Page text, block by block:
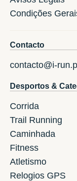
Condições
Contacto
contacto@i-
Desportos &
Corrida
Trail Running
Caminhada
Fitness
Atletismo
Relogios GPS